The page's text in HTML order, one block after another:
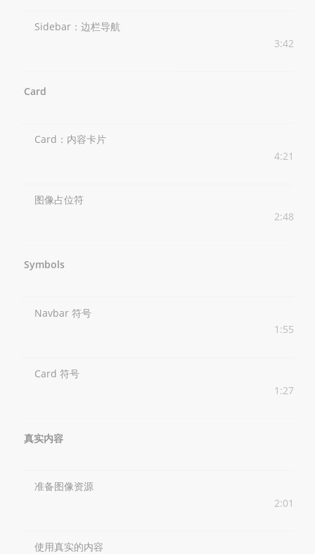
Sidebar：边栏导航
3:42
Card
Card：内容卡片
4:21
图像占位符
2:48
Symbols
Navbar 符号
1:55
Card 符号
1:27
真实内容
准备图像资源
2:01
使用真实的内容